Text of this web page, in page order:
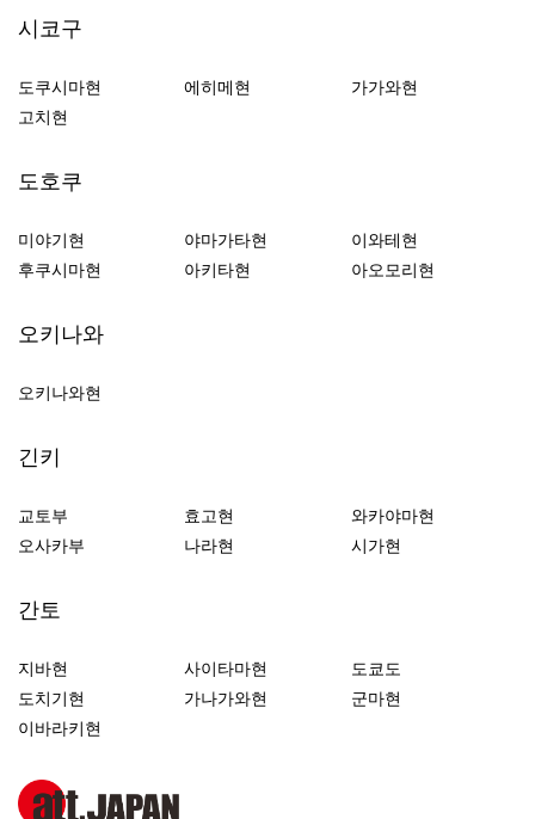
시코구
도쿠시마현 에히메현
가가와현
고치현
도호쿠
미야기현 야마가타현
이와테현
후쿠시마현
아키타현 아오모리현
오키나와
오키나와현
긴키
교토부 효고현
와카야마현
오사카부
나라현 시가현
간토
지바현 사이타마현
도쿄도
도치기현
가나가와현
군마현
이바라키현